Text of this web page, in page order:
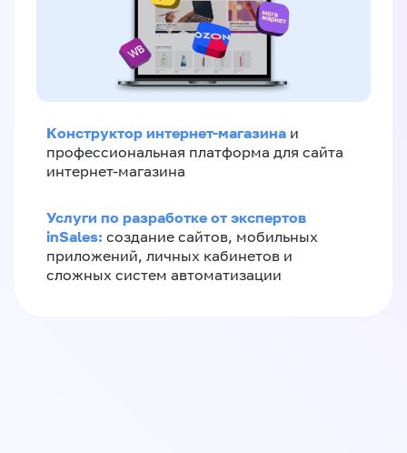
Конструктор интернет-магазина и
профессиональная платформа для сайта
интернет-магазина
Услуги по разработке от экспертов
inSales: создание сайтов, мобильных
приложений, личных кабинетов и
сложных систем автоматизации